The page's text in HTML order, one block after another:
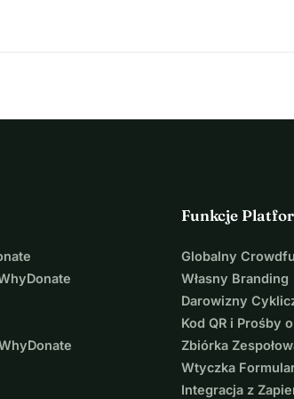
Funkcje
Globalny
Własny Branding
Darowizny
Kod QR i Prośby
Zbiórka
Wtyczka
Integracja z